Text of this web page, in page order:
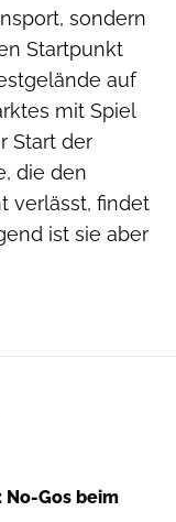
sondern
Startpunkt
auf
mit Spiel
Start der
die den
verlässt, findet
ist sie aber
No-Gos beim